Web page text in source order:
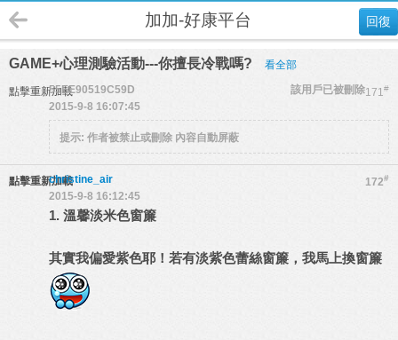
回復
加加-好康平台
GAME+心理測驗活動---你擅長冷戰嗎? 看全部
點擊重新加載 171#
55EE90519C59D
該用戶已被刪除
2015-9-8 16:07:45
提示: 作者被禁止或刪除 內容自動屏蔽
點擊重新加載 172#
christine_air
2015-9-8 16:12:45
1. 溫馨淡米色窗簾
其實我偏愛紫色耶！若有淡紫色蕾絲窗簾，我馬上換窗簾